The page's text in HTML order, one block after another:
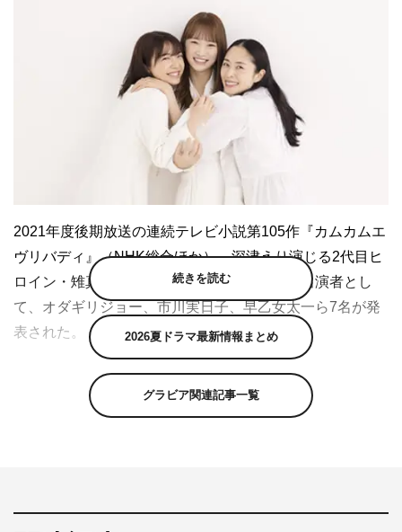
2021年度後期放送の連続テレビ小説第105作『カムカムエ
ヴリバディ』（NHK総合ほか）。深津えり演じる2代目ヒ
ロイン・雉真るいが出演する大阪編の新たな出演者とし
て、オダギリジョー、市川実日子、早乙女太一ら7名が発
表された。
『カムカムエヴリバディ』は、連続テレビ小説『ちりとて
ちん』の藤本有紀がラジオ英語講座と、あんこ・野球・ジ
ャズ・時代劇を題材に書き下ろす“朝ドラ”第105作。上白
続きを読む
2026夏ドラマ最新情報まとめ
グラビア関連記事一覧